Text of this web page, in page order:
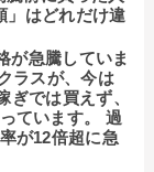
」はどれだけ違
が急騰していま
ラスが、今は
では買えず、
ています。 過
が12倍超に急